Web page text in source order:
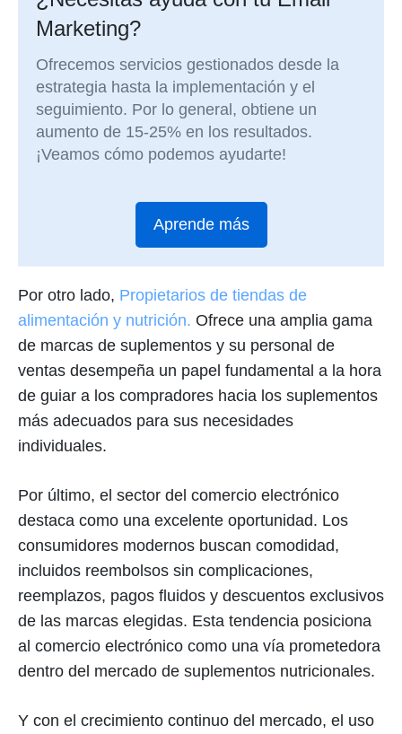
Marketing?
Ofrecemos servicios gestionados desde la
estrategia hasta la implementación y el
seguimiento. Por lo general, obtiene un
aumento de 15-25% en los resultados.
¡Veamos cómo podemos ayudarte!
Aprende más
Por otro lado, Propietarios de tiendas de
alimentación y nutrición. Ofrece una amplia gama
de marcas de suplementos y su personal de
ventas desempeña un papel fundamental a la hora
de guiar a los compradores hacia los suplementos
más adecuados para sus necesidades
individuales.
Por último, el sector del comercio electrónico
destaca como una excelente oportunidad. Los
consumidores modernos buscan comodidad,
incluidos reembolsos sin complicaciones,
reemplazos, pagos fluidos y descuentos exclusivos
de las marcas elegidas. Esta tendencia posiciona
al comercio electrónico como una vía prometedora
dentro del mercado de suplementos nutricionales.
Y con el crecimiento continuo del mercado, el uso